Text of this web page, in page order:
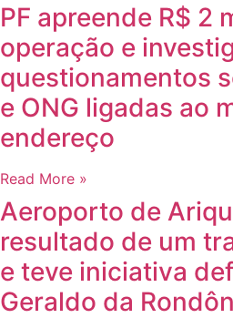
PF apreende R$ 2
operação e
questionamentos
e ONG ligadas ao
endereço
Read More »
Aeroporto de
resultado de um
e teve iniciativa
Geraldo da